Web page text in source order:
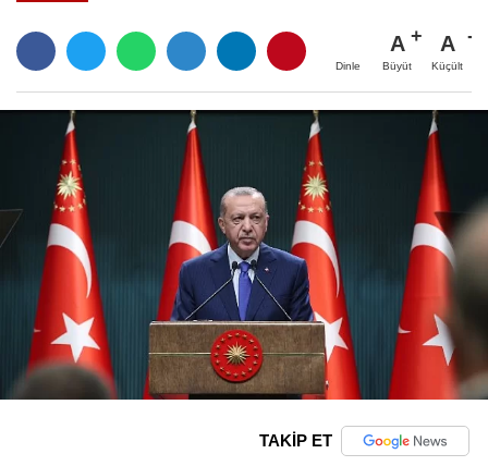
Dinle
A
Büyüt
A
Küçült
TAKİP ET